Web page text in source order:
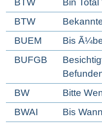
BTW
Bin Total
BTW
BUEM
Bis
BUFGB
BW
Bitte
BWAI
Bis